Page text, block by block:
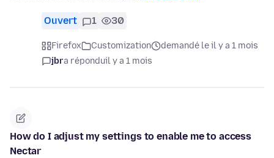
Ouvert 1 30
Firefox Customization
demandé le il y a 1 mois
jbra réponduil y a 1 mois
How do I adjust my settings to enable me to access
Nectar